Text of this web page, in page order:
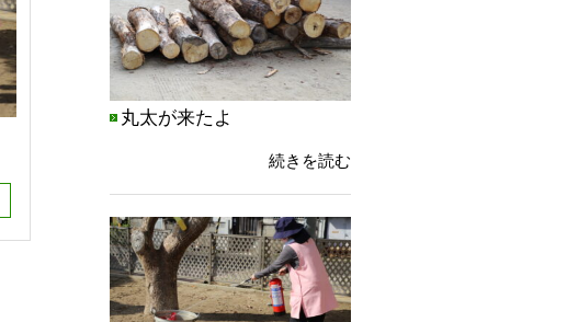
丸太が来たよ
続きを読む